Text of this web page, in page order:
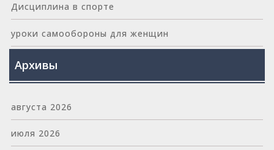
Дисциплина в спорте
уроки самообороны для женщин
Архивы
августа 2026
июля 2026